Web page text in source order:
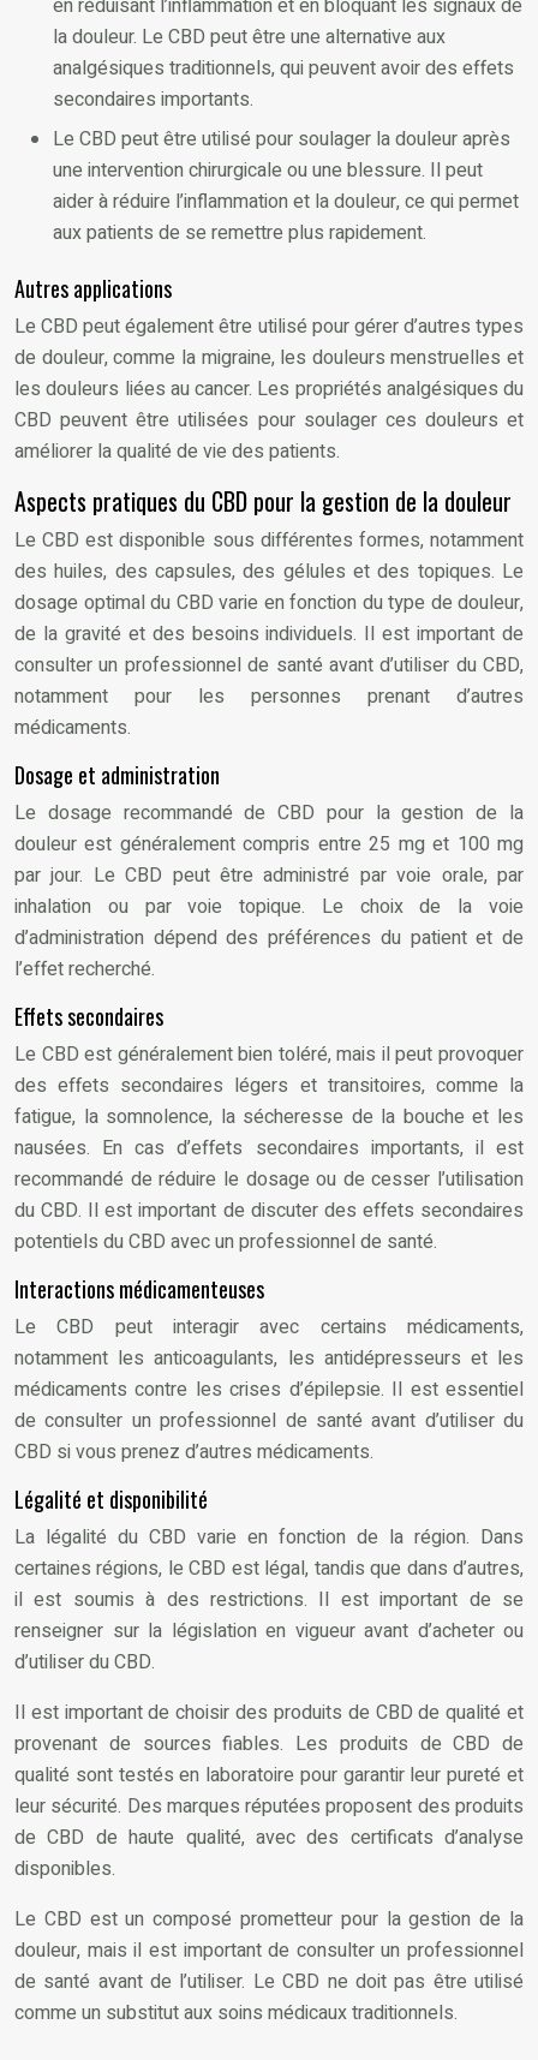
la douleur. Le CBD peut être une alternative aux
analgésiques traditionnels, qui peuvent avoir des effets
secondaires importants.
Le CBD peut être utilisé pour soulager la douleur après
une intervention chirurgicale ou une blessure. Il peut
aider à réduire l’inflammation et la douleur, ce qui permet
aux patients de se remettre plus rapidement.
Autres applications
Le CBD peut également être utilisé pour gérer d’autres types
de douleur, comme la migraine, les douleurs menstruelles et
les douleurs liées au cancer. Les propriétés analgésiques du
CBD peuvent être utilisées pour soulager ces douleurs et
améliorer la qualité de vie des patients.
Aspects pratiques du CBD pour la gestion de la douleur
Le CBD est disponible sous différentes formes, notamment
des huiles, des capsules, des gélules et des topiques. Le
dosage optimal du CBD varie en fonction du type de douleur,
de la gravité et des besoins individuels. Il est important de
consulter un professionnel de santé avant d’utiliser du CBD,
notamment pour les personnes prenant d’autres
médicaments.
Dosage et administration
Le dosage recommandé de CBD pour la gestion de la
douleur est généralement compris entre 25 mg et 100 mg
par jour. Le CBD peut être administré par voie orale, par
inhalation ou par voie topique. Le choix de la voie
d’administration dépend des préférences du patient et de
l’effet recherché.
Effets secondaires
Le CBD est généralement bien toléré, mais il peut provoquer
des effets secondaires légers et transitoires, comme la
fatigue, la somnolence, la sécheresse de la bouche et les
nausées. En cas d’effets secondaires importants, il est
recommandé de réduire le dosage ou de cesser l’utilisation
du CBD. Il est important de discuter des effets secondaires
potentiels du CBD avec un professionnel de santé.
Interactions médicamenteuses
Le CBD peut interagir avec certains médicaments,
notamment les anticoagulants, les antidépresseurs et les
médicaments contre les crises d’épilepsie. Il est essentiel
de consulter un professionnel de santé avant d’utiliser du
CBD si vous prenez d’autres médicaments.
Légalité et disponibilité
La légalité du CBD varie en fonction de la région. Dans
certaines régions, le CBD est légal, tandis que dans d’autres,
il est soumis à des restrictions. Il est important de se
renseigner sur la législation en vigueur avant d’acheter ou
d’utiliser du CBD.
Il est important de choisir des produits de CBD de qualité et
provenant de sources fiables. Les produits de CBD de
qualité sont testés en laboratoire pour garantir leur pureté et
leur sécurité. Des marques réputées proposent des produits
de CBD de haute qualité, avec des certificats d’analyse
disponibles.
Le CBD est un composé prometteur pour la gestion de la
douleur, mais il est important de consulter un professionnel
de santé avant de l’utiliser. Le CBD ne doit pas être utilisé
comme un substitut aux soins médicaux traditionnels.